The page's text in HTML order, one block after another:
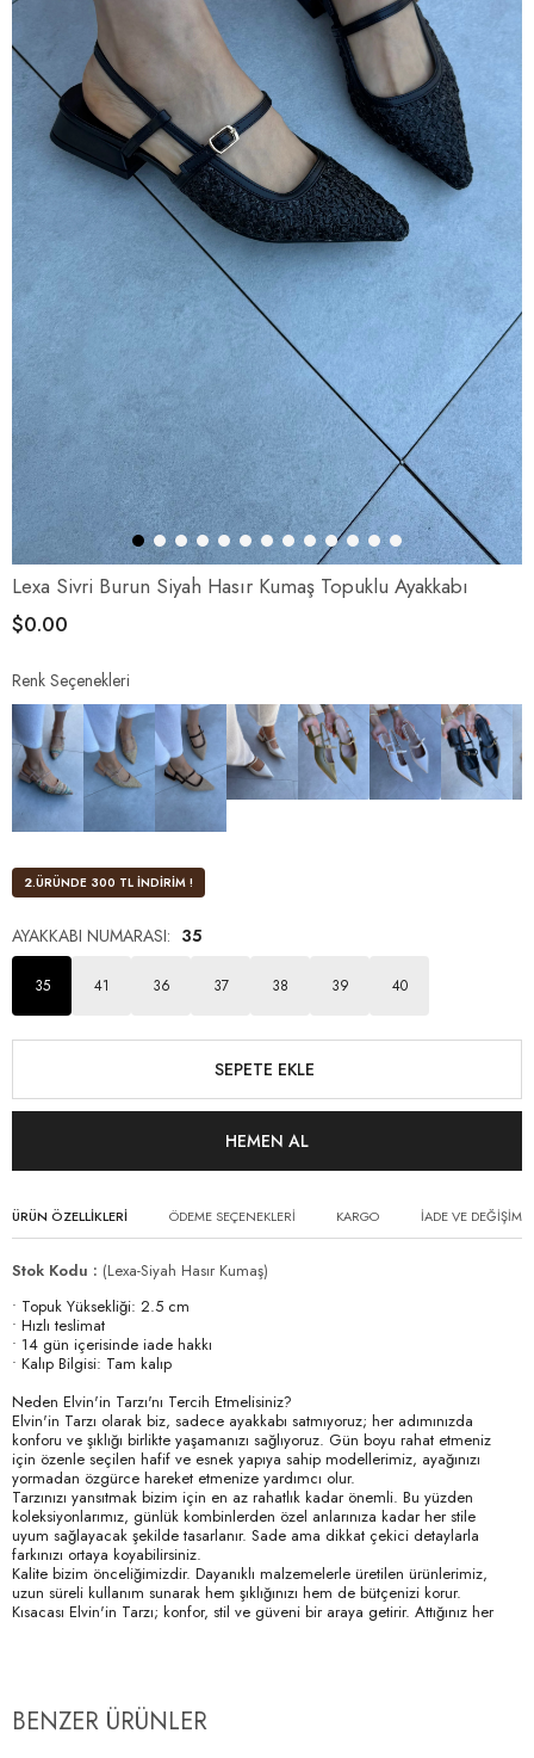
Lexa Sivri Burun Siyah Hasır Kumaş Topuklu Ayakkabı
$0.00
Renk Seçenekleri
2.ÜRÜNDE 300 TL İNDİRİM !
AYAKKABI NUMARASI: 35
35 41 36 37 38 39 40
ÜRÜN ÖZELLIKLERI ÖDEME SEÇENEKLERI KARGO İADE VE DEĞİŞİM
Stok Kodu
(Lexa-Siyah Hasır Kumaş)
• Topuk Yüksekliği: 2.5 cm
• Hızlı teslimat
• 14 gün içerisinde iade hakkı
• Kalıp Bilgisi: Tam kalıp
Neden Elvin'in Tarzı'nı Tercih Etmelisiniz?
Elvin'in Tarzı olarak biz, sadece ayakkabı satmıyoruz; her adımınızda
konforu ve şıklığı birlikte yaşamanızı sağlıyoruz. Gün boyu rahat etmeniz
için özenle seçilen hafif ve esnek yapıya sahip modellerimiz, ayağınızı
yormadan özgürce hareket etmenize yardımcı olur.
Tarzınızı yansıtmak bizim için en az rahatlık kadar önemli. Bu yüzden
koleksiyonlarımız, günlük kombinlerden özel anlarınıza kadar her stile
uyum sağlayacak şekilde tasarlanır. Sade ama dikkat çekici detaylarla
farkınızı ortaya koyabilirsiniz.
Kalite bizim önceliğimizdir. Dayanıklı malzemelerle üretilen ürünlerimiz,
uzun süreli kullanım sunarak hem şıklığınızı hem de bütçenizi korur.
Kısacası Elvin'in Tarzı; konfor, stil ve güveni bir araya getirir. Attığınız her
BENZER ÜRÜNLER